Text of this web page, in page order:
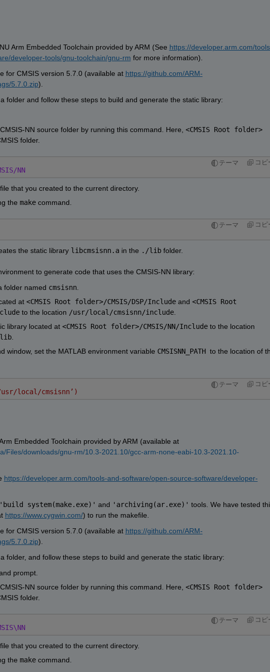
Arm Embedded Toolchain provided by ARM (See https://developer.arm.com/
developer-tools/gnu-toolchain/gnu-rm for more information).
for
CMSIS version 5.7.0 (available at https://github.com/ARM-
5.7.0.zip).
folder and follow the
se steps to build and generate the static library:
-NN source folder by running this command. Here, <CMSIS Root folder>
folder.
テーマ コピ
NN
that you created to the current directory.
the make command.
テーマ コピ
the static library libcmsisnn.a in the . /lib folder.
to generate code that uses the CMSIS-NN library:
folder named cmsisnn.
at <CMSIS Root folder>/CMSIS/DSP/Include and <CMSIS Root
to the location /usr/local/cmsisnn/include.
library located at <CMSIS Root folder>/CMSIS/NN/Include to the location
lib.
window, set the MATLAB environment variable CMSISNN_PATH to
テーマ コピ
usr/local/cmsisnn’)
Embedded Toolchain provided by ARM (available at
Files/downloads/gnu-rm/10.3-2021.10/gcc-arm-none-eabi-10.3-2021.10-
https://developer.arm.com/tools-and-software/open-source-software/developer-
'build system(make.exe)' and 'archiving(ar.exe)' tools. We have tested
https://www.cygwin.com/) to run the makefile.
for
CMSIS version 5.7.0 (available at https://github.com/ARM-
5.7.0.zip).
folder, and follow these
steps to build and generate the static library:
prompt.
-NN source folder by running this command. Here, <CMSIS Root folder>
folder.
テーマ コピ
that you created to the current directory.
the make command.